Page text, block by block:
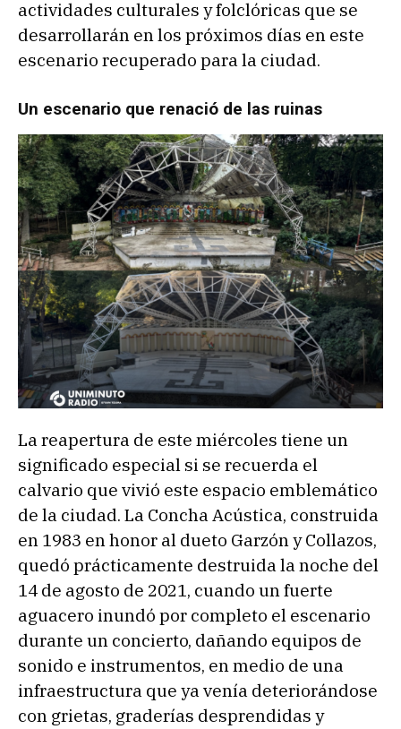
actividades culturales y folclóricas que se
desarrollarán en los próximos días en este
escenario recuperado para la ciudad.
Un escenario que renació de las ruinas
La reapertura de este miércoles tiene un
significado especial si se recuerda el
calvario que vivió este espacio emblemático
de la ciudad. La Concha Acústica, construida
en 1983 en honor al dueto Garzón y Collazos,
quedó prácticamente destruida la noche del
14 de agosto de 2021, cuando un fuerte
aguacero inundó por completo el escenario
durante un concierto, dañando equipos de
sonido e instrumentos, en medio de una
infraestructura que ya venía deteriorándose
con grietas, graderías desprendidas y